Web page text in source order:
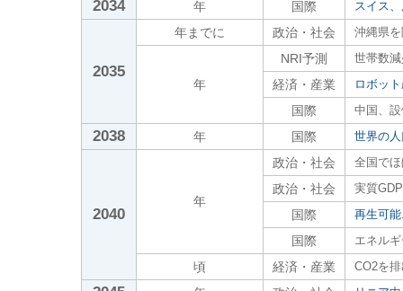
2034 年 国際 スイス
2035
年までに 政治・社会 沖縄県
年
NRI予測 世帯数
経済・産業 ロボッ
国際 中国、
2038 年 国際 世界の
2040
年
政治・社会 全国で
政治・社会 実質
国際 再生可
国際 エネル
頃 経済・産業 CO2を